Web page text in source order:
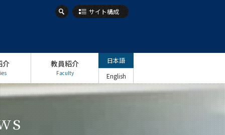
サイト構成
介 教員紹介
Faculty
日本語
English